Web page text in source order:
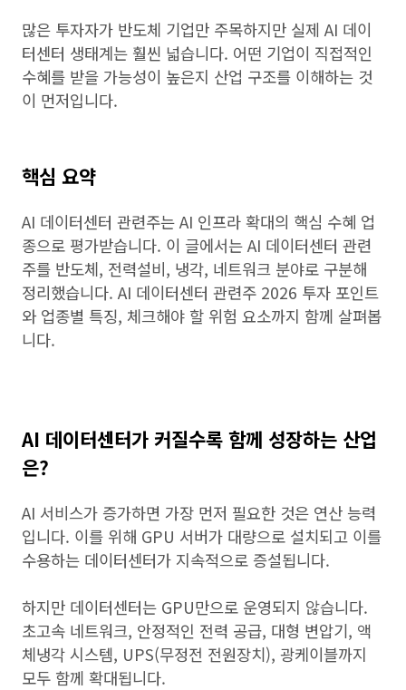
많은 투자자가 반도체 기업만 주목하지만 실제 AI 데이
터센터 생태계는 훨씬 넓습니다. 어떤 기업이 직접적인
수혜를 받을 가능성이 높은지 산업 구조를 이해하는 것
이 먼저입니다.
핵심 요약
AI 데이터센터 관련주는 AI 인프라 확대의 핵심 수혜 업
종으로 평가받습니다. 이 글에서는 AI 데이터센터 관련
주를 반도체, 전력설비, 냉각, 네트워크 분야로 구분해
정리했습니다. AI 데이터센터 관련주 2026 투자 포인트
와 업종별 특징, 체크해야 할 위험 요소까지 함께 살펴봅
니다.
AI 데이터센터가 커질수록 함께 성장하는 산업
은?
AI 서비스가 증가하면 가장 먼저 필요한 것은 연산 능력
입니다. 이를 위해 GPU 서버가 대량으로 설치되고 이를
수용하는 데이터센터가 지속적으로 증설됩니다.
하지만 데이터센터는 GPU만으로 운영되지 않습니다.
초고속 네트워크, 안정적인 전력 공급, 대형 변압기, 액
체냉각 시스템, UPS(무정전 전원장치), 광케이블까지
모두 함께 확대됩니다.